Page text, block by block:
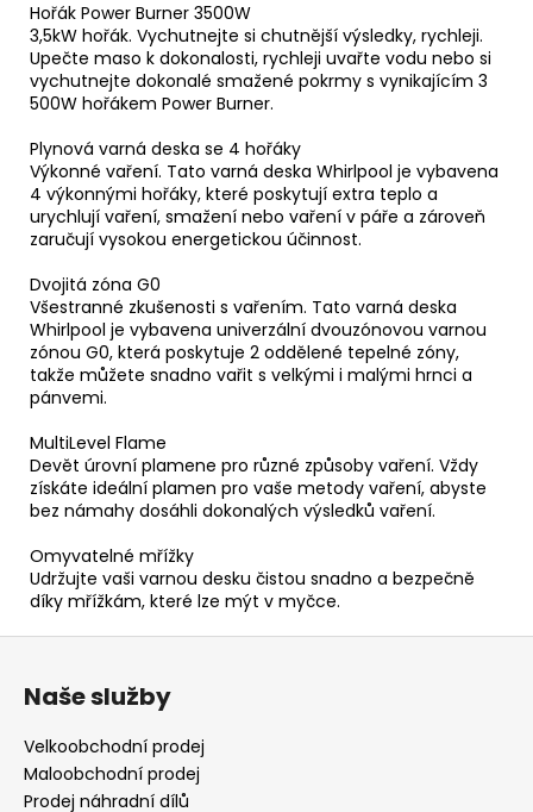
Hořák Power Burner 3500W
3,5kW hořák. Vychutnejte si chutnější výsledky, rychleji.
Upečte maso k dokonalosti, rychleji uvařte vodu nebo si
vychutnejte dokonalé smažené pokrmy s vynikajícím 3
500W hořákem Power Burner.
Plynová varná deska se 4 hořáky
Výkonné vaření. Tato varná deska Whirlpool je vybavena
4 výkonnými hořáky, které poskytují extra teplo a
urychlují vaření, smažení nebo vaření v páře a zároveň
zaručují vysokou energetickou účinnost.
Dvojitá zóna G0
Všestranné zkušenosti s vařením. Tato varná deska
Whirlpool je vybavena univerzální dvouzónovou varnou
zónou G0, která poskytuje 2 oddělené tepelné zóny,
takže můžete snadno vařit s velkými i malými hrnci a
pánvemi.
MultiLevel Flame
Devět úrovní plamene pro různé způsoby vaření. Vždy
získáte ideální plamen pro vaše metody vaření, abyste
bez námahy dosáhli dokonalých výsledků vaření.
Omyvatelné mřížky
Udržujte vaši varnou desku čistou snadno a bezpečně
díky mřížkám, které lze mýt v myčce.
Naše služby
Velkoobchodní prodej
Maloobchodní prodej
Prodej náhradní dílů